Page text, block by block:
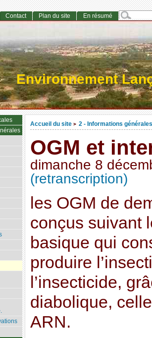
Environnement
Accueil du site > 2 - Informations générales
OGM et
dimanche 8
(retranscription)
les OGM de
conçus suivant
basique qui
produire
l’insecticide,
diabolique,
ARN.
Contact Plan du site En résumé